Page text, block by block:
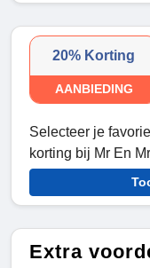
20% Korting
AANBIEDING
Selecteer je
korting bij Mr En
Extra